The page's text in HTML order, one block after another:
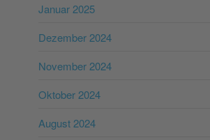
Januar 2025
Dezember 2024
November 2024
Oktober 2024
August 2024